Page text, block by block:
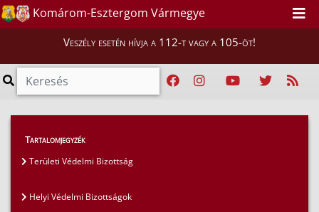
Komárom-Esztergom Vármegye
Veszély esetén hívja a 112-t vagy a 105-öt!
Magunkról
Helyi Védelmi Bizottságok
Tartalomjegyzék
Területi Védelmi Bizottság
Helyi Védelmi Bizottságok